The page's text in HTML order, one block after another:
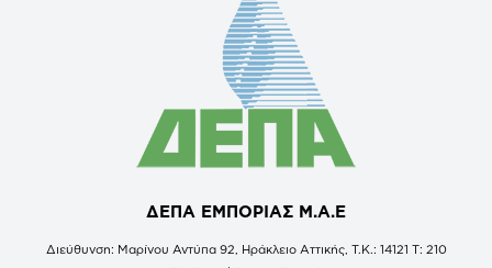
ΔΕΠΑ ΕΜΠΟΡΙΑΣ Μ.Α.Ε
Διεύθυνση: Μαρίνου Αντύπα 92, Ηράκλειο Αττικής, Τ.Κ.: 14121 Τ: 210